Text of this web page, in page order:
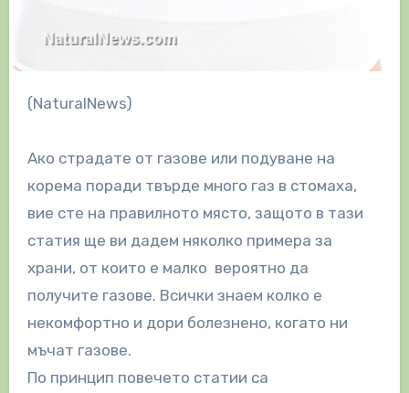
(NaturalNews)
Ако страдате от газове или подуване на
корема поради твърде много газ в стомаха,
вие сте на правилното място, защото в тази
статия ще ви дадем няколко примера за
храни, от които е малко вероятно да
получите газове. Всички знаем колко е
некомфортно и дори болезнено, когато ни
мъчат газове.
По принцип повечето статии са